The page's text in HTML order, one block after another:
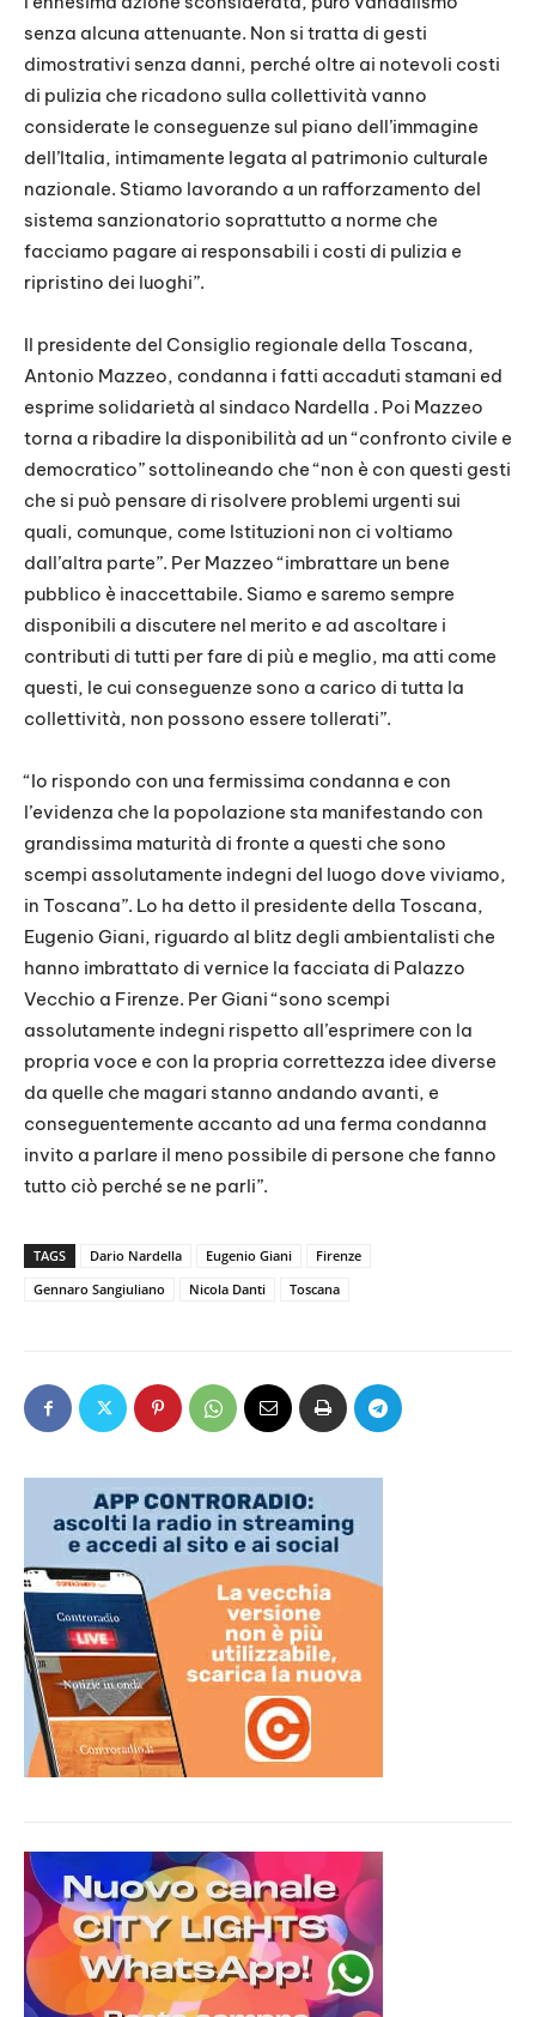
senza alcuna attenuante. Non si tratta di gesti
dimostrativi senza danni, perché oltre ai notevoli costi
di pulizia che ricadono sulla collettività vanno
considerate le conseguenze sul piano dell’immagine
dell’Italia, intimamente legata al patrimonio culturale
nazionale. Stiamo lavorando a un rafforzamento del
sistema sanzionatorio soprattutto a norme che
facciamo pagare ai responsabili i costi di pulizia e
ripristino dei luoghi”.
Il presidente del Consiglio regionale della Toscana,
Antonio Mazzeo, condanna i fatti accaduti stamani ed
esprime solidarietà al sindaco Nardella . Poi Mazzeo
torna a ribadire la disponibilità ad un “confronto civile e
democratico” sottolineando che “non è con questi gesti
che si può pensare di risolvere problemi urgenti sui
quali, comunque, come Istituzioni non ci voltiamo
dall’altra parte”. Per Mazzeo “imbrattare un bene
pubblico è inaccettabile. Siamo e saremo sempre
disponibili a discutere nel merito e ad ascoltare i
contributi di tutti per fare di più e meglio, ma atti come
questi, le cui conseguenze sono a carico di tutta la
collettività, non possono essere tollerati”.
“Io rispondo con una fermissima condanna e con
l’evidenza che la popolazione sta manifestando con
grandissima maturità di fronte a questi che sono
scempi assolutamente indegni del luogo dove viviamo,
in Toscana”. Lo ha detto il presidente della Toscana,
Eugenio Giani, riguardo al blitz degli ambientalisti che
hanno imbrattato di vernice la facciata di Palazzo
Vecchio a Firenze. Per Giani “sono scempi
assolutamente indegni rispetto all’esprimere con la
propria voce e con la propria correttezza idee diverse
da quelle che magari stanno andando avanti, e
conseguentemente accanto ad una ferma condanna
invito a parlare il meno possibile di persone che fanno
tutto ciò perché se ne parli”.
TAGS Dario Nardella Eugenio Giani
Firenze
Gennaro Sangiuliano
Nicola Danti Toscana